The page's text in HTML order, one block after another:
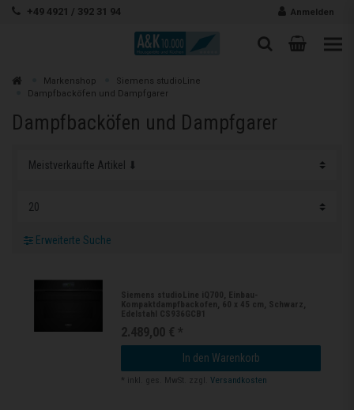
Zum Inhalt springen
+49 4921 / 392 31 94 Anmelden
Suche
Zur Markenshop
Siemens studioLine
Dampfbacköfen und Dampfgarer
Dampfbacköfen und Dampfgarer
Erweiterte Suche
Siemens studioLine iQ700, Einbau-
Kompaktdampfbackofen, 60 x 45 cm, Schwarz,
Edelstahl CS936GCB1
2.489,00 € *
In den Warenkorb
* inkl. ges. MwSt. zzgl.Versandkosten